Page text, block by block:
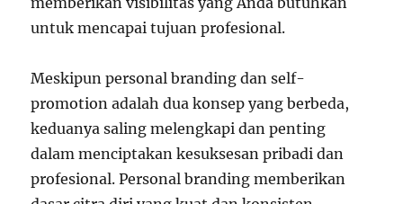
untuk mencapai tujuan profesional.
Meskipun personal branding dan self-
promotion adalah dua konsep yang berbeda,
keduanya saling melengkapi dan penting
dalam menciptakan kesuksesan pribadi dan
profesional. Personal branding memberikan